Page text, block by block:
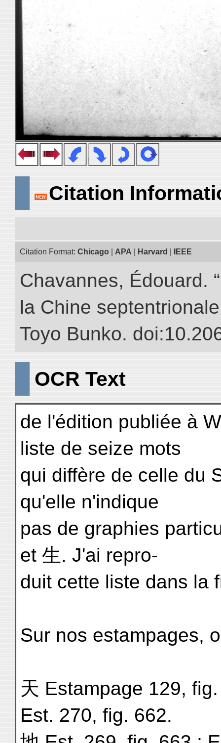
Citation
Citation Format: Chicago APA Harvard IEEE
Chavannes, Édouard.
la Chine
Toyo Bunko.
OCR Text
de l'édition publiée à
liste de seize mots
qui diffère de celle du
qu'elle n'indique
pas de graphies
et 生. J'ai repro-
duit cette liste dans la
Sur nos estampages,
天 Estampage 129,
Est. 270, fig. 662.